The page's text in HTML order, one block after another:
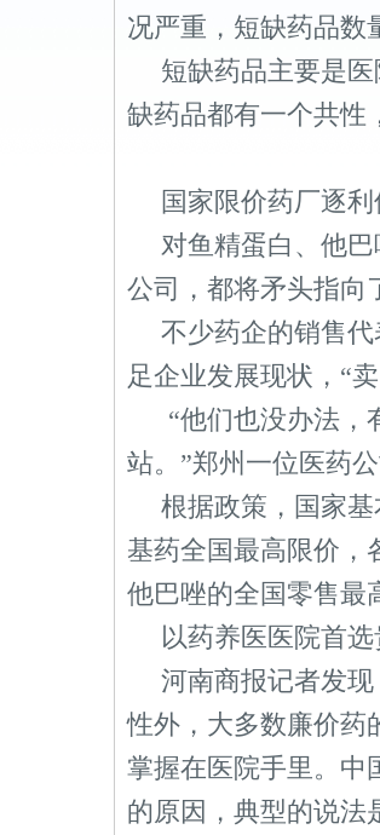
况严重，短缺药品数
短缺药品主要是
缺药品都有一个共性
国家限价药厂逐
对鱼精蛋白、他
公司，都将矛头指向
不少药企的销售
足企业发展现状，“
“他们也没办法，
站。”郑州一位医药
根据政策，国家
基药全国最高限价，
他巴唑的全国零售最
以药养医医院首
河南商报记者发
性外，大多数廉价药
掌握在医院手里。中
的原因，典型的说法